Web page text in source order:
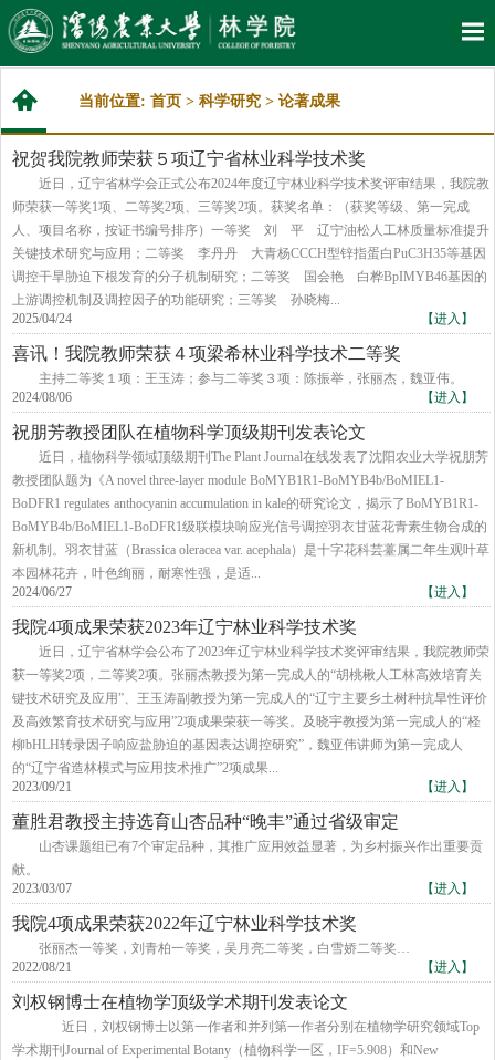
当前位置: 首页 > 科学研究 > 论著成果
祝贺我院教师荣获５项辽宁省林业科学技术奖
近日，辽宁省林学会正式公布2024年度辽宁林业科学技术奖评审结果，我院教
师荣获一等奖1项、二等奖2项、三等奖2项。获奖名单：（获奖等级、第一完成
人、项目名称，按证书编号排序）一等奖 刘 平 辽宁油松人工林质量标准提升
关键技术研究与应用；二等奖 李丹丹 大青杨CCCH型锌指蛋白PuC3H35等基因
调控干旱胁迫下根发育的分子机制研究；二等奖 国会艳 白桦BpIMYB46基因的
上游调控机制及调控因子的功能研究；三等奖 孙晓梅...
【进入】
2025/04/24
喜讯！我院教师荣获４项梁希林业科学技术二等奖
主持二等奖１项：王玉涛；参与二等奖３项：陈振举，张丽杰，魏亚伟。
【进入】
2024/08/06
祝朋芳教授团队在植物科学顶级期刊发表论文
近日，植物科学领域顶级期刊The Plant Journal在线发表了沈阳农业大学祝朋芳
教授团队题为《A novel three-layer module BoMYB1R1-BoMYB4b/BoMIEL1-
BoDFR1 regulates anthocyanin accumulation in kale的研究论文，揭示了BoMYB1R1-
BoMYB4b/BoMIEL1-BoDFR1级联模块响应光信号调控羽衣甘蓝花青素生物合成的
新机制。羽衣甘蓝（Brassica oleracea var. acephala）是十字花科芸薹属二年生观叶草
本园林花卉，叶色绚丽，耐寒性强，是适...
【进入】
2024/06/27
我院4项成果荣获2023年辽宁林业科学技术奖
近日，辽宁省林学会公布了2023年辽宁林业科学技术奖评审结果，我院教师荣
获一等奖2项，二等奖2项。张丽杰教授为第一完成人的“胡桃楸人工林高效培育关
键技术研究及应用”、王玉涛副教授为第一完成人的“辽宁主要乡土树种抗旱性评价
及高效繁育技术研究与应用”2项成果荣获一等奖。及晓宇教授为第一完成人的“柽
柳bHLH转录因子响应盐胁迫的基因表达调控研究”，魏亚伟讲师为第一完成人
的“辽宁省造林模式与应用技术推广”2项成果...
【进入】
2023/09/21
董胜君教授主持选育山杏品种“晚丰”通过省级审定
山杏课题组已有7个审定品种，其推广应用效益显著，为乡村振兴作出重要贡
献。
【进入】
2023/03/07
我院4项成果荣获2022年辽宁林业科学技术奖
张丽杰一等奖，刘青柏一等奖，吴月亮二等奖，白雪娇二等奖…
【进入】
2022/08/21
刘权钢博士在植物学顶级学术期刊发表论文
​ 近日，刘权钢博士以第一作者和并列第一作者分别在植物学研究领域Top
学术期刊Journal of Experimental Botany（植物科学一区，IF=5.908）和New